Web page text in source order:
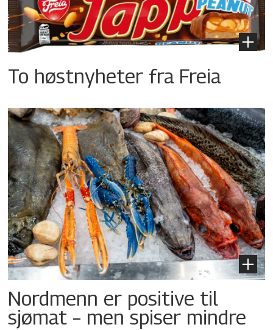
To høstnyheter fra Freia
Nordmenn er positive til
sjømat – men spiser mindre